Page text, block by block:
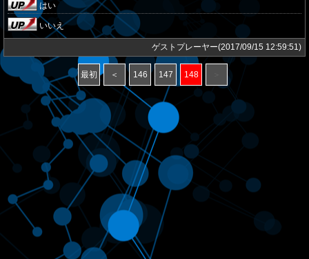
はい
いいえ
ゲストプレーヤー(2017/09/15 12:59:51)
最初 ＜ 146 147 148